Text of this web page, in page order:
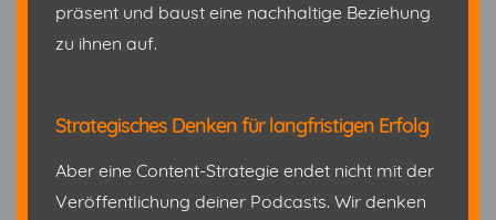
präsent und baust eine nachhaltige Beziehung
zu ihnen auf.
Strategisches Denken für langfristigen Erfolg
Aber eine Content-Strategie endet nicht mit der
Veröffentlichung deiner Podcasts. Wir denken